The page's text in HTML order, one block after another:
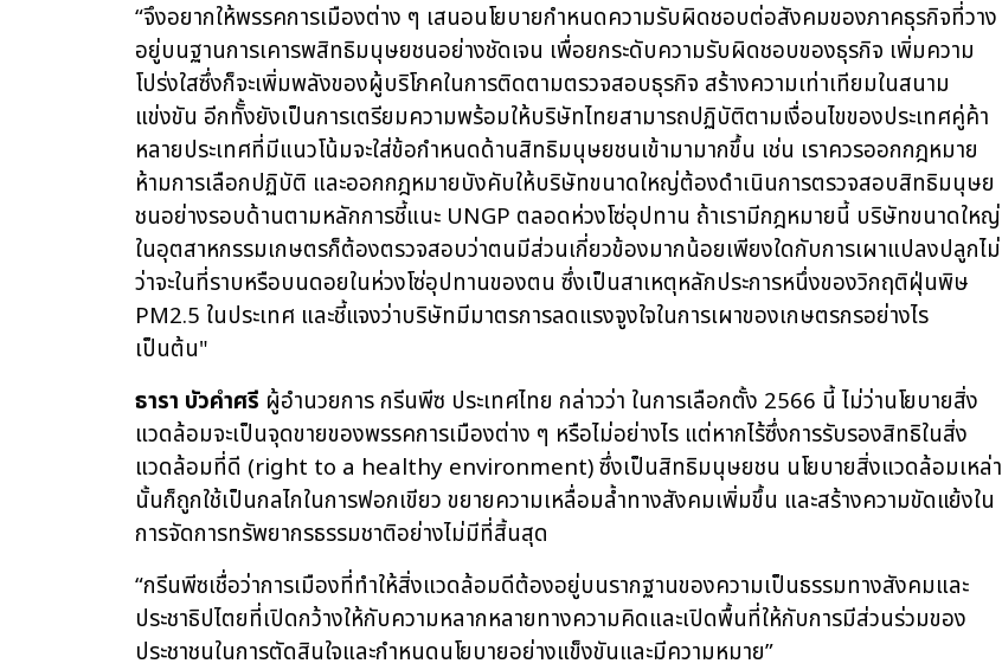
“จึงอยากให้พรรคการเมืองต่าง ๆ เสนอนโยบายกำหนดความรับผิดชอบต่อสังคมของภาคธุรกิจที่วาง
อยู่บนฐานการเคารพสิทธิมนุษยชนอย่างชัดเจน เพื่อยกระดับความรับผิดชอบของธุรกิจ เพิ่มความ
โปร่งใสซึ่งก็จะเพิ่มพลังของผู้บริโภคในการติดตามตรวจสอบธุรกิจ สร้างความเท่าเทียมในสนาม
แข่งขัน อีกทัั้งยังเป็นการเตรียมความพร้อมให้บริษัทไทยสามารถปฏิบัติตามเงื่อนไขของประเทศคู่ค้า
หลายประเทศที่มีแนวโน้มจะใส่ข้อกำหนดด้านสิทธิมนุษยชนเข้ามามากขึ้น เช่น เราควรออกกฎหมาย
ห้ามการเลือกปฏิบัติ และออกกฎหมายบังคับให้บริษัทขนาดใหญ่ต้องดำเนินการตรวจสอบสิทธิมนุษย
ชนอย่างรอบด้านตามหลักการชี้แนะ UNGP ตลอดห่วงโซ่อุปทาน ถ้าเรามีกฎหมายนี้ บริษัทขนาดใหญ่
ในอุตสาหกรรมเกษตรก็ต้องตรวจสอบว่าตนมีส่วนเกี่ยวข้องมากน้อยเพียงใดกับการเผาแปลงปลูกไม่
ว่าจะในที่ราบหรือบนดอยในห่วงโซ่อุปทานของตน ซึ่งเป็นสาเหตุหลักประการหนึ่งของวิกฤติฝุ่นพิษ
PM2.5 ในประเทศ และชี้แจงว่าบริษัทมีมาตรการลดแรงจูงใจในการเผาของเกษตรกรอย่างไร
เป็นต้น"
ธารา บัวคำศรี ผู้อำนวยการ กรีนพีซ ประเทศไทย กล่าวว่า ในการเลือกตั้ง 2566 นี้ ไม่ว่านโยบายสิ่ง
แวดล้อมจะเป็นจุดขายของพรรคการเมืองต่าง ๆ หรือไม่อย่างไร แต่หากไร้ซึ่งการรับรองสิทธิในสิ่ง
แวดล้อมที่ดี (right to a healthy environment) ซึ่งเป็นสิทธิมนุษยชน นโยบายสิ่งแวดล้อมเหล่า
นั้นก็ถูกใช้เป็นกลไกในการฟอกเขียว ขยายความเหลื่อมล้ำทางสังคมเพิ่มขึ้น และสร้างความขัดแย้งใน
การจัดการทรัพยากรธรรมชาติอย่างไม่มีที่สิ้นสุด
“กรีนพีซเชื่อว่าการเมืองที่ทำให้สิ่งแวดล้อมดีต้องอยู่บนรากฐานของความเป็นธรรมทางสังคมและ
ประชาธิปไตยที่เปิดกว้างให้กับความหลากหลายทางความคิดและเปิดพื้นที่ให้กับการมีส่วนร่วมของ
ประชาชนในการตัดสินใจและกำหนดนโยบายอย่างแข็งขันและมีความหมาย”